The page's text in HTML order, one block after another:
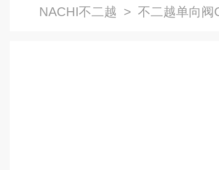
NACHI不二越 > 不二越单向阀